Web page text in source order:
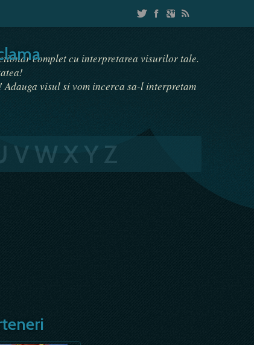
complet cu interpretarea visurilor tale.
visul si vom incerca sa-l interpretam
VW XY Z